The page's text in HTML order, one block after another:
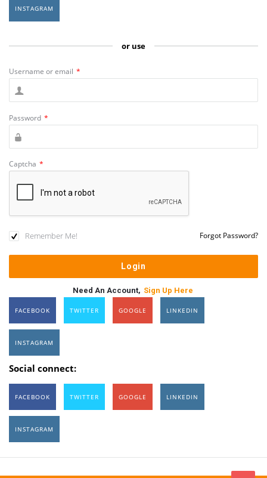
INSTAGRAM
or use
Username or email *
Password *
Captcha *
Remember Me! Forgot Password?
Need An Account, Sign Up Here
FACEBOOK TWITTER GOOGLE LINKEDIN
INSTAGRAM
Social connect:
FACEBOOK TWITTER GOOGLE LINKEDIN
INSTAGRAM